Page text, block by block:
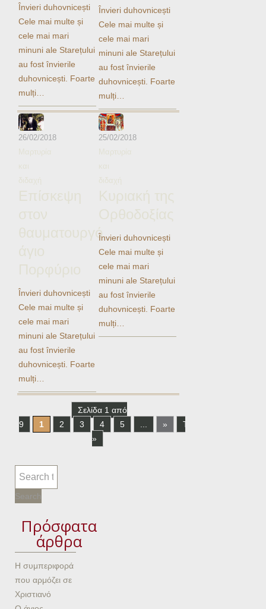
Ηχητικά
Învieri duhovnicești
Cele mai multe și
cele mai mari
minuni ale Starețului
au fost învierile
duhovnicești. Foarte
mulți…
Învieri duhovnicești
Cele mai multe și
cele mai mari
minuni ale Starețului
au fost învierile
duhovnicești. Foarte
mulți…
26/02/2018
Μαρτυρία
και
διδαχή
Επίσκεψη
στον
θαυματουργό
άγιο
Πορφύριο
Învieri duhovnicești
Cele mai multe și
cele mai mari
minuni ale Starețului
au fost învierile
duhovnicești. Foarte
mulți…
25/02/2018
Μαρτυρία
και
διδαχή
Κυριακή της
Ορθοδοξίας
Învieri duhovnicești
Cele mai multe și
cele mai mari
minuni ale Starețului
au fost învierile
duhovnicești. Foarte
mulți…
Σελίδα 1 από
9
1 2 3 4 5 »
Τελευταία
»
Πρόσφατα
άρθρα
Η συμπεριφορά
που αρμόζει σε
Χριστιανό